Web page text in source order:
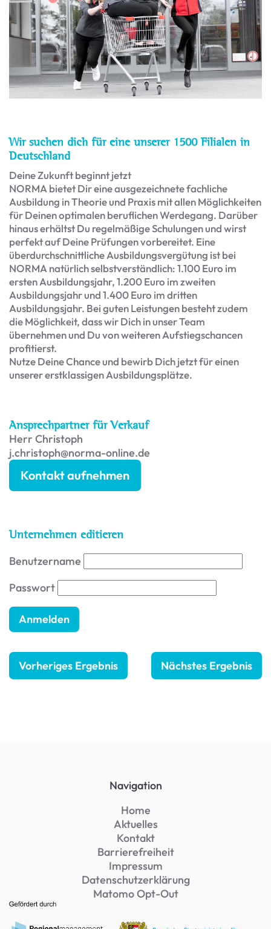
Wir suchen dich für eine unserer 1500 Filialen in
Deutschland
Deine Zukunft beginnt jetzt
NORMA bietet Dir eine ausgezeichnete fachliche
Ausbildung in Theorie und Praxis mit allen Möglichkeiten
für Deinen optimalen beruflichen Werdegang. Darüber
hinaus erhältst Du regelmäßige Schulungen und wirst
perfekt auf Deine Prüfungen vorbereitet. Eine
überdurchschnittliche Ausbildungsvergütung ist bei
NORMA natürlich selbstverständlich: 1.100 Euro im
ersten Ausbildungsjahr, 1.200 Euro im zweiten
Ausbildungsjahr und 1.400 Euro im dritten
Ausbildungsjahr. Bei guten Leistungen besteht zudem
die Möglichkeit, dass wir Dich in unser Team
übernehmen und Du von weiteren Aufstiegschancen
profitierst.
Nutze Deine Chance und bewirb Dich jetzt für einen
unserer erstklassigen Ausbildungsplätze.
Ansprechpartner für Verkauf
Herr Christoph
j.christoph@norma-online.de
Kontakt aufnehmen
Unternehmen editieren
Benutzername
Passwort
Vorheriges Ergebnis Nächstes Ergebnis
Navigation
Home
Aktuelles
Kontakt
Barrierefreiheit
Impressum
Datenschutzerklärung
Matomo Opt-Out